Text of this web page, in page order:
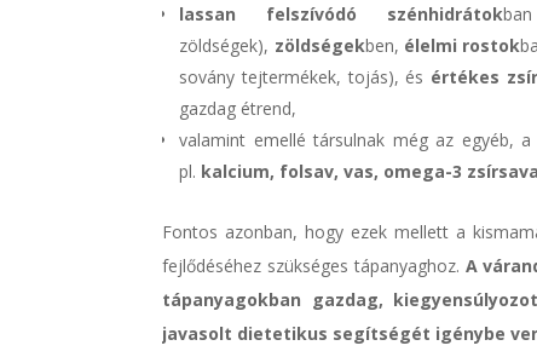
lassan felszívódó szénhidrátok
zöldségek), zöldségekben, élelmi rostok
sovány tejtermékek, tojás), és értékes
gazdag étrend,
valamint emellé társulnak még az egyéb,
pl. kalcium, folsav, vas, omega-3
Fontos azonban, hogy ezek mellett a
fejlődéséhez szükséges tápanyaghoz. A
tápanyagokban gazdag,
javasolt dietetikus segítségét igénybe